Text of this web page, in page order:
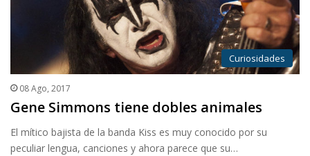
Curiosidades
08 Ago, 2017
Gene Simmons tiene dobles animales
El mítico bajista de la banda Kiss es muy conocido por su
peculiar lengua, canciones y ahora parece que su…